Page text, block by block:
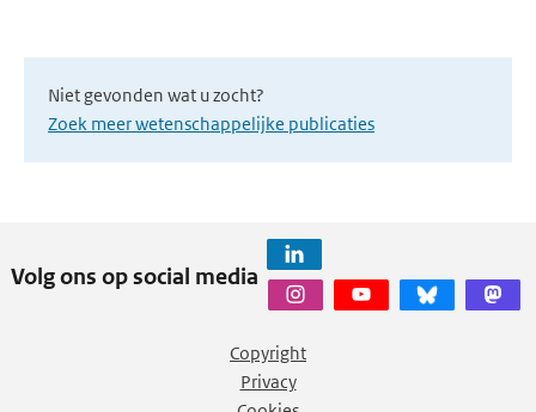
Niet gevonden wat u zocht?
Zoek meer wetenschappelijke publicaties
Volg ons op social media
Copyright
Privacy